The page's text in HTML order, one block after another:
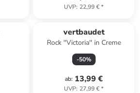
UVP: 22,99 €*
vertbaudet
Rock ''Victoria'' in Creme
-50%
ab: 13,99 €
UVP: 27,99 €*